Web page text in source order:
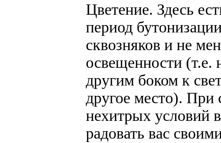
Цветение. Здесь
период
сквозняков и не
освещенности (т.е.
другим боком к
другое место). При
нехитрых условий
радовать вас